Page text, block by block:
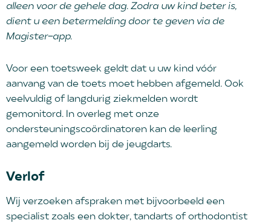
alleen voor de gehele dag. Zodra uw kind beter is,
dient u een betermelding door te geven via de
Magister-app.
Voor een toetsweek geldt dat u uw kind vóór
aanvang van de toets moet hebben afgemeld. Ook
veelvuldig of langdurig ziekmelden wordt
gemonitord. In overleg met onze
ondersteuningscoördinatoren kan de leerling
aangemeld worden bij de jeugdarts.
Verlof
Wij verzoeken afspraken met bijvoorbeeld een
specialist zoals een dokter, tandarts of orthodontist